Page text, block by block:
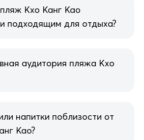
Кхо Канг Као
подходящим для отдыха?
аудитория пляжа Кхо
напитки поблизости от
Као?